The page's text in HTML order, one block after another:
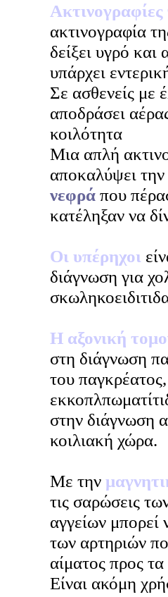
Ακτινογραφίες
ακτινογραφία
δείξει υγρό
υπάρχει
Σε ασθενείς με
αποδράσει
κοιλότητα
Μια απλή
αποκαλύψει την
νεφρά που
κατέληξαν να
Οι υπέρηχοι
διάγνωση για
Η αξονική
στη διάγνωση
του
στην διάγνωση
κοιλιακή χώρα.
Με την
τις σαρώσεις
αγγείων μπορεί
των αρτηριών
αίματος προς
Είναι ακόμη